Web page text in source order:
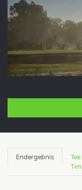
Endergebnis
Tee